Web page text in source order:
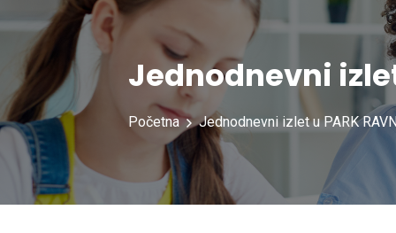
Jednodnevni izlet
Početna Jednodnevni izlet u PARK